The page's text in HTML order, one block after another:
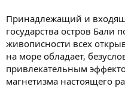
Принадлежащий и
государства остров Бали
живописности всех
на море обладает,
привлекательным
магнетизма настоящего